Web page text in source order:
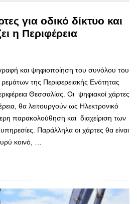
για οδικό δίκτυο και
η Περιφέρεια
και ψηφιοποίηση του συνόλου του
της Περιφερειακής Ενότητας
Θεσσαλίας. Οι ψηφιακοί χάρτες
θα λειτουργούν ως Ηλεκτρονικό
παρακολούθηση και διαχείριση των
Παράλληλα οι χάρτες θα είναι
κοινό, …